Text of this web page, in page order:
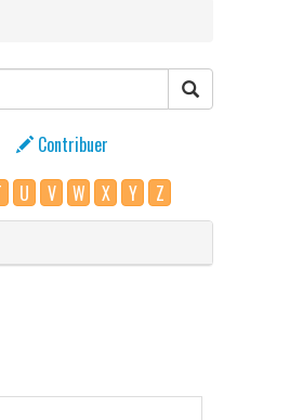
Contribuer
U V W X Y Z